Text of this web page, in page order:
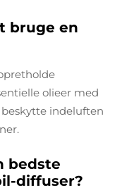
bruge en
olieer med
indeluften
bedste
diffuser?